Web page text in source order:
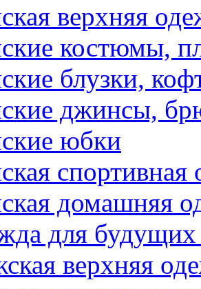
верхняя
костюмы,
блузки,
джинсы,
юбки
спортивная
домашняя
для
верхняя